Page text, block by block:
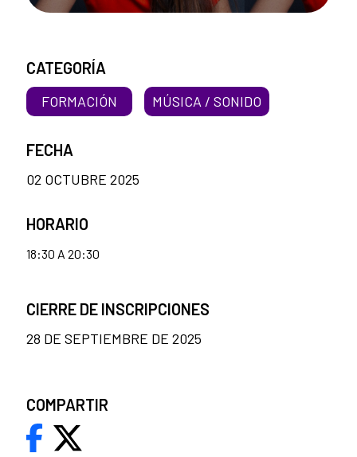
CATEGORÍA
FORMACIÓN MÚSICA / SONIDO
FECHA
02 OCTUBRE 2025
HORARIO
18:30 A 20:30
CIERRE DE INSCRIPCIONES
28 DE SEPTIEMBRE DE 2025
COMPARTIR